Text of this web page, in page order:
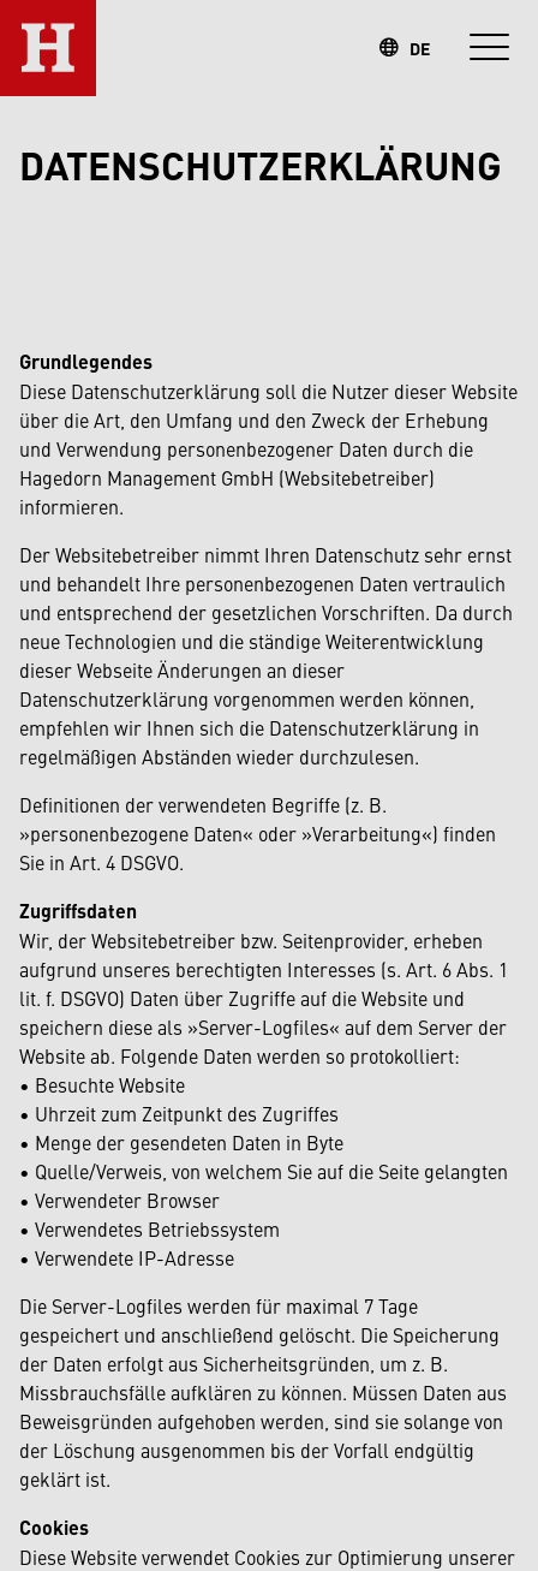
DE
DATENSCHUTZERKLÄRUNG
Grundlegendes
Diese Datenschutzerklärung soll die Nutzer dieser Website
über die Art, den Umfang und den Zweck der Erhebung
und Verwendung personenbezogener Daten durch die
Hagedorn Management GmbH (Websitebetreiber)
informieren.
Der Websitebetreiber nimmt Ihren Datenschutz sehr ernst
und behandelt Ihre personenbezogenen Daten vertraulich
und entsprechend der gesetzlichen Vorschriften. Da durch
neue Technologien und die ständige Weiterentwicklung
dieser Webseite Änderungen an dieser
Datenschutzerklärung vorgenommen werden können,
empfehlen wir Ihnen sich die Datenschutzerklärung in
regelmäßigen Abständen wieder durchzulesen.
Definitionen der verwendeten Begriffe (z. B.
»personenbezogene Daten« oder »Verarbeitung«) finden
Sie in Art. 4 DSGVO.
Zugriffsdaten
Wir, der Websitebetreiber bzw. Seitenprovider, erheben
aufgrund unseres berechtigten Interesses (s. Art. 6 Abs. 1
lit. f. DSGVO) Daten über Zugriffe auf die Website und
speichern diese als »Server-Logfiles« auf dem Server der
Website ab. Folgende Daten werden so protokolliert:
• Besuchte Website
• Uhrzeit zum Zeitpunkt des Zugriffes
• Menge der gesendeten Daten in Byte
• Quelle/Verweis, von welchem Sie auf die Seite gelangten
• Verwendeter Browser
• Verwendetes Betriebssystem
• Verwendete IP-Adresse
Die Server-Logfiles werden für maximal 7 Tage
gespeichert und anschließend gelöscht. Die Speicherung
der Daten erfolgt aus Sicherheitsgründen, um z. B.
Missbrauchsfälle aufklären zu können. Müssen Daten aus
Beweisgründen aufgehoben werden, sind sie solange von
der Löschung ausgenommen bis der Vorfall endgültig
geklärt ist.
Cookies
Diese Website verwendet Cookies zur Optimierung unserer